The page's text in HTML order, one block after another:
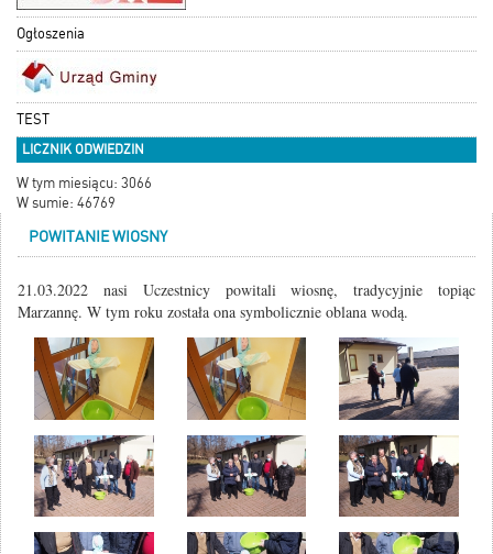
Ogłoszenia
TEST
LICZNIK ODWIEDZIN
W tym miesiącu: 3066
W sumie: 46769
POWITANIE WIOSNY
21.03.2022 nasi Uczestnicy powitali wiosnę, tradycyjnie topiąc
Marzannę. W tym roku została ona symbolicznie oblana wodą.